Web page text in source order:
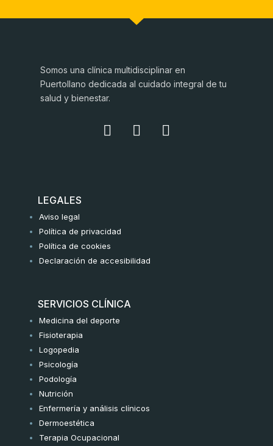
Somos una clínica multidisciplinar en
Puertollano dedicada al cuidado integral de tu
salud y bienestar.
I
n
m
F
a
T
w
LEGALES
Aviso legal
Política de privacidad
Política de cookies
Declaración de accesibilidad
SERVICIOS CLÍNICA
Medicina del deporte
Fisioterapia
Logopedia
Psicología
Podología
Nutrición
Enfermería y análisis clínicos
Dermoestética
Terapia Ocupacional